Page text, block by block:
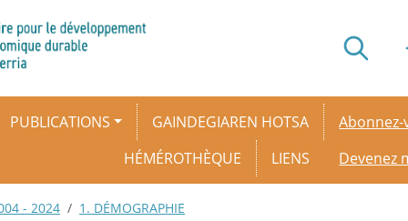
PUBLICATIONS
GAINDEGIAREN HOTSA
HÉMÉROTHÈQUE
LIENS
Devenez
- 2024 1. DÉMOGRAPHIE